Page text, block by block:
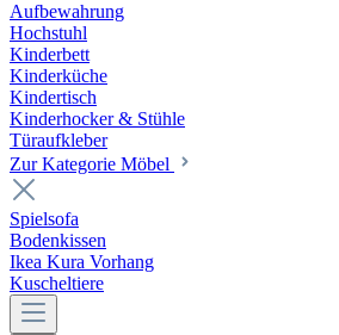
Aufbewahrung
Hochstuhl
Kinderbett
Kinderküche
Kindertisch
Kinderhocker & Stühle
Türaufkleber
Zur Kategorie Möbel
Spielsofa
Bodenkissen
Ikea Kura Vorhang
Kuscheltiere